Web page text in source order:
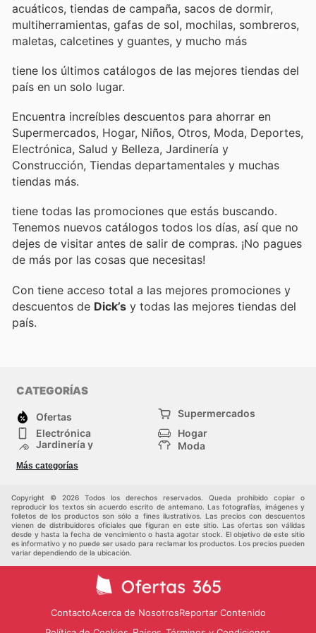
acuáticos, tiendas de campaña, sacos de dormir,
multiherramientas, gafas de sol, mochilas, sombreros,
maletas, calcetines y guantes, y mucho más
tiene los últimos catálogos de las mejores tiendas del
país en un solo lugar.
Encuentra increíbles descuentos para ahorrar en
Supermercados, Hogar, Niños, Otros, Moda, Deportes,
Electrónica, Salud y Belleza, Jardinería y
Construcción, Tiendas departamentales y muchas
tiendas más.
tiene todas las promociones que estás buscando.
Tenemos nuevos catálogos todos los días, así que no
dejes de visitar antes de salir de compras. ¡No pagues
de más por las cosas que necesitas!
Con tiene acceso total a las mejores promociones y
descuentos de Dick’s y todas las mejores tiendas del
país.
CATEGORÍAS
Ofertas
Supermercados
Electrónica
Hogar
Jardinería y
Moda
Tiendas
departamentales
Otros
Más categorías
Copyright © 2026 Todos los derechos reservados. Queda prohibido copiar o
reproducir los textos sin acuerdo escrito de antemano. Las fotografías, imágenes y
folletos de los productos son sólo a fines ilustrativos. Las precios con descuentos
vienen de distribuidores oficiales que figuran en este sitio. Las ofertas son válidas
desde y hasta la fecha de vencimiento o hasta agotar stock. El objetivo de este sitio
es informativo y no puede ser usado para reclamar los productos. Los precios pueden
variar dependiendo de la ubicación.
ContactoAcerca de NosotrosReportar Contenido